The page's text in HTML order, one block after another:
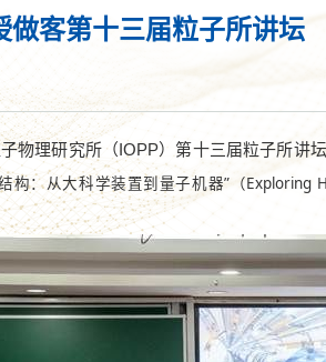
客第十三届粒子所讲坛
物理研究所（IOPP）第十三届粒子所讲
构：从大科学装置到量子机器” （Exploring